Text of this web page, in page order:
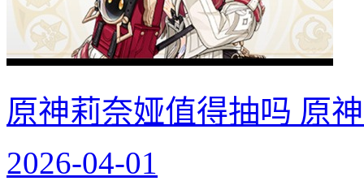
原神莉奈娅值得抽吗 原
2026-04-01